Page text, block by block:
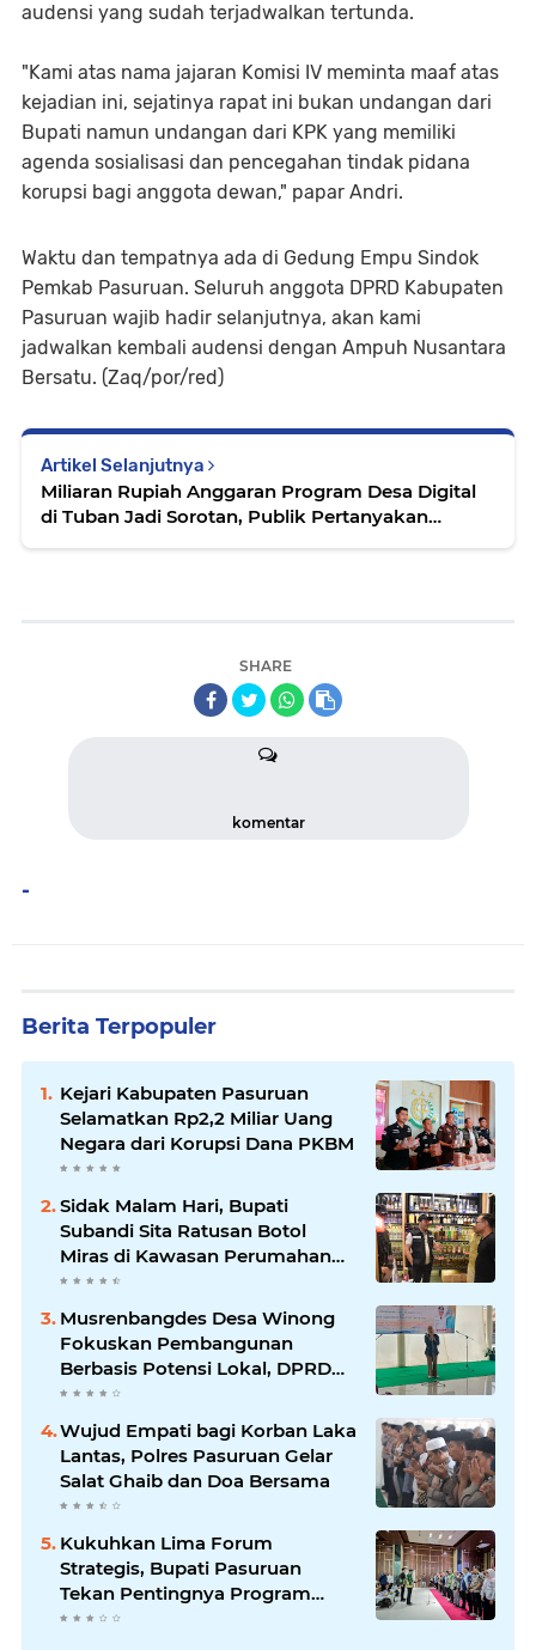
audensi yang sudah terjadwalkan tertunda.
"Kami atas nama jajaran Komisi IV meminta maaf atas
kejadian ini, sejatinya rapat ini bukan undangan dari
Bupati namun undangan dari KPK yang memiliki
agenda sosialisasi dan pencegahan tindak pidana
korupsi bagi anggota dewan," papar Andri.
Waktu dan tempatnya ada di Gedung Empu Sindok
Pemkab Pasuruan. Seluruh anggota DPRD Kabupaten
Pasuruan wajib hadir selanjutnya, akan kami
jadwalkan kembali audensi dengan Ampuh Nusantara
Bersatu. (Zaq/por/red)
Artikel Selanjutnya
Miliaran Rupiah Anggaran Program Desa Digital
di Tuban Jadi Sorotan, Publik Pertanyakan
SHARE
komentar
-
Berita Terpopuler
Kejari Kabupaten Pasuruan
Selamatkan Rp2,2 Miliar Uang
Negara dari Korupsi Dana PKBM
Sidak Malam Hari, Bupati
Subandi Sita Ratusan Botol
Miras di Kawasan Perumahan
Sidoarjo
Musrenbangdes Desa Winong
Fokuskan Pembangunan
Berbasis Potensi Lokal, DPRD
Optimistis Meski Dihantam
Efisiensi Anggaran
Wujud Empati bagi Korban Laka
Lantas, Polres Pasuruan Gelar
Salat Ghaib dan Doa Bersama
Kukuhkan Lima Forum
Strategis, Bupati Pasuruan
Tekan Pentingnya Program
Nyata untuk Rakyat